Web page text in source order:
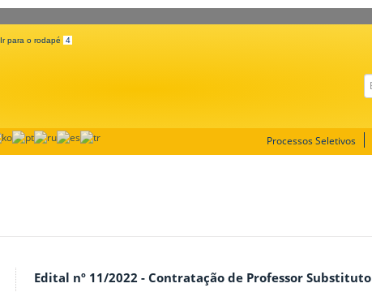
Ir para o rodapé 4
Processos Seletivos
Edital nº 11/2022 - Contratação de Professor Substituto